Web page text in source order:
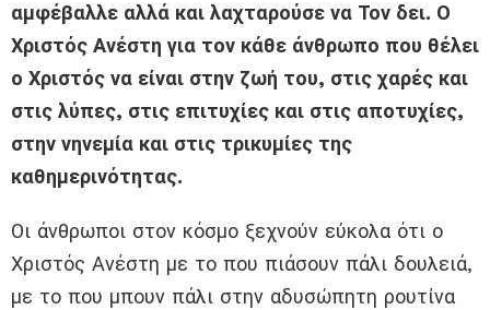
αμφέβαλλε αλλά και λαχταρούσε να Τον δει. Ο
Χριστός Ανέστη για τον κάθε άνθρωπο που θέλει
ο Χριστός να είναι στην ζωή του, στις χαρές και
στις λύπες, στις επιτυχίες και στις αποτυχίες,
στην νηνεμία και στις τρικυμίες της
καθημερινότητας.
Οι άνθρωποι στον κόσμο ξεχνούν εύκολα ότι ο
Χριστός Ανέστη με το που πιάσουν πάλι δουλειά,
με το που μπουν πάλι στην αδυσώπητη ρουτίνα